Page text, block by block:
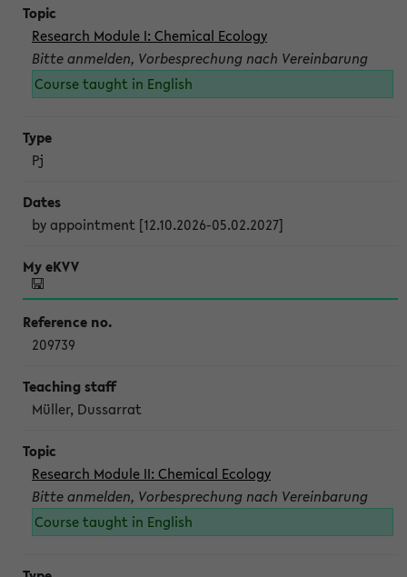
Research Module I: Chemical Ecology
Bitte anmelden, Vorbesprechung nach Vereinbarung
Course taught in English
Pj
by appointment [12.10.2026-05.02.2027]
209739
Müller, Dussarrat
Research Module II: Chemical Ecology
Bitte anmelden, Vorbesprechung nach Vereinbarung
Course taught in English